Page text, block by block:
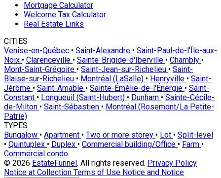
Mortgage Calculator
Welcome Tax Calculator
Real Estate Links
CITIES
Venise-en-Québec • Saint-Alexandre • Saint-Paul-de-l'Île-aux-
Noix • Clarenceville • Sainte-Brigide-d'Iberville • Chambly •
Mont-Saint-Grégoire • Saint-Jean-sur-Richelieu • Saint-
Blaise-sur-Richelieu • Montréal (LaSalle) • Henryville • Saint-
Jérôme • Saint-Amable • Sainte-Émélie-de-l'Énergie • Saint-
Constant • Longueuil (Saint-Hubert) • Dunham • Sainte-Cécile-
de-Milton • Saint-Sébastien • Montréal (Rosemont/La Petite-
Patrie)
TYPES
Bungalow • Apartment • Two or more storey • Lot • Split-level
• Quintuplex • Duplex • Commercial building/Office • Farm •
Commercial condo
© 2026 EstateFunnel . All rights reserved. Privacy Policy
Notice at Collection Terms of Use Notice and Notice